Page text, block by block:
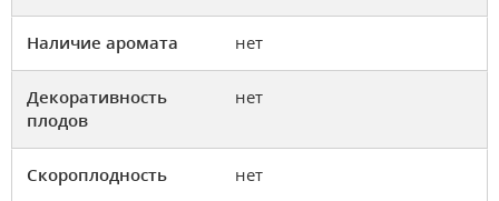
Наличие аромата нет
Декоративность
плодов
нет
Скороплодность нет